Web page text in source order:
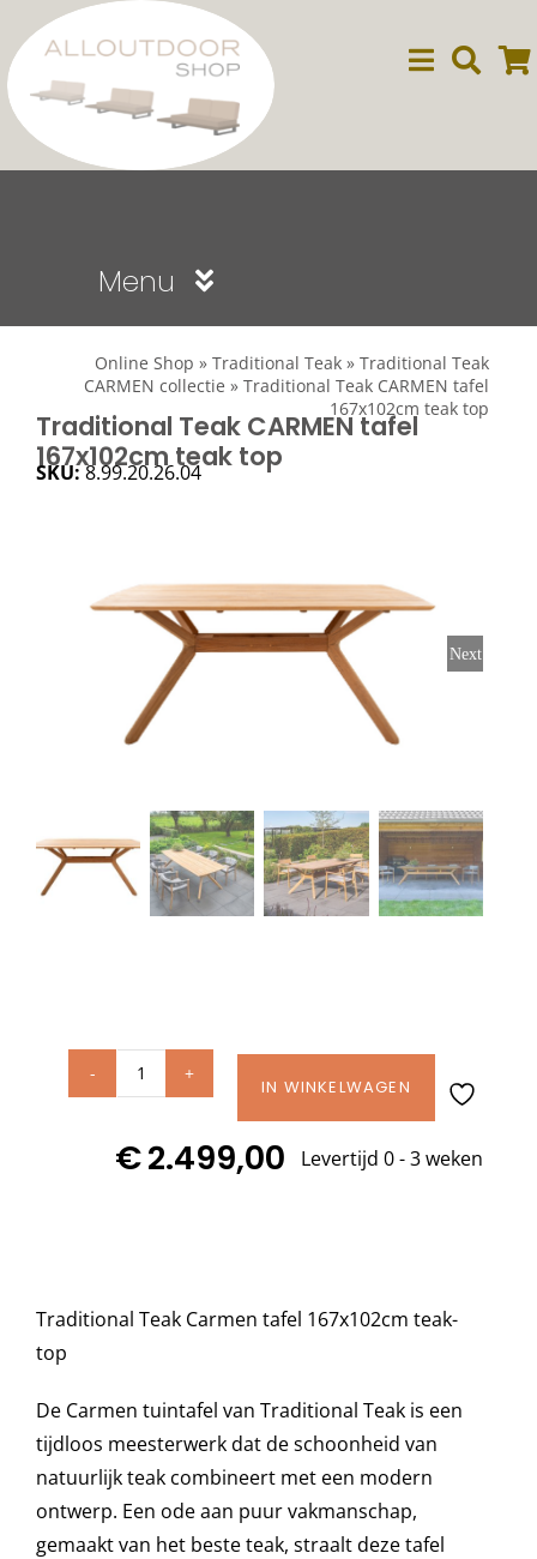
naar
inhoud
Menu
Dining
Deck Chairs + voetbanken
Ligbedden
Beschermhoezen
Verlichting
Onderhoud
Online Shop » Traditional Teak » Traditional Teak
CARMEN collectie » Traditional Teak CARMEN tafel
167x102cm teak top
Traditional Teak CARMEN tafel
167x102cm teak top
SKU:8.99.20.26.04
Next
Traditional
CARMEN
aantal
IN WINKELWAGEN
€2.499,00 Levertijd 0 - 3 weken
Traditional Teak Carmen tafel 167x102cm teak-
top
De Carmen tuintafel van Traditional Teak is een
tijdloos meesterwerk dat de schoonheid van
natuurlijk teak combineert met een modern
ontwerp. Een ode aan puur vakmanschap,
gemaakt van het beste teak, straalt deze tafel